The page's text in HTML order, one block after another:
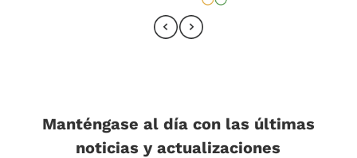
Manténgase al día con las últimas
noticias y actualizaciones